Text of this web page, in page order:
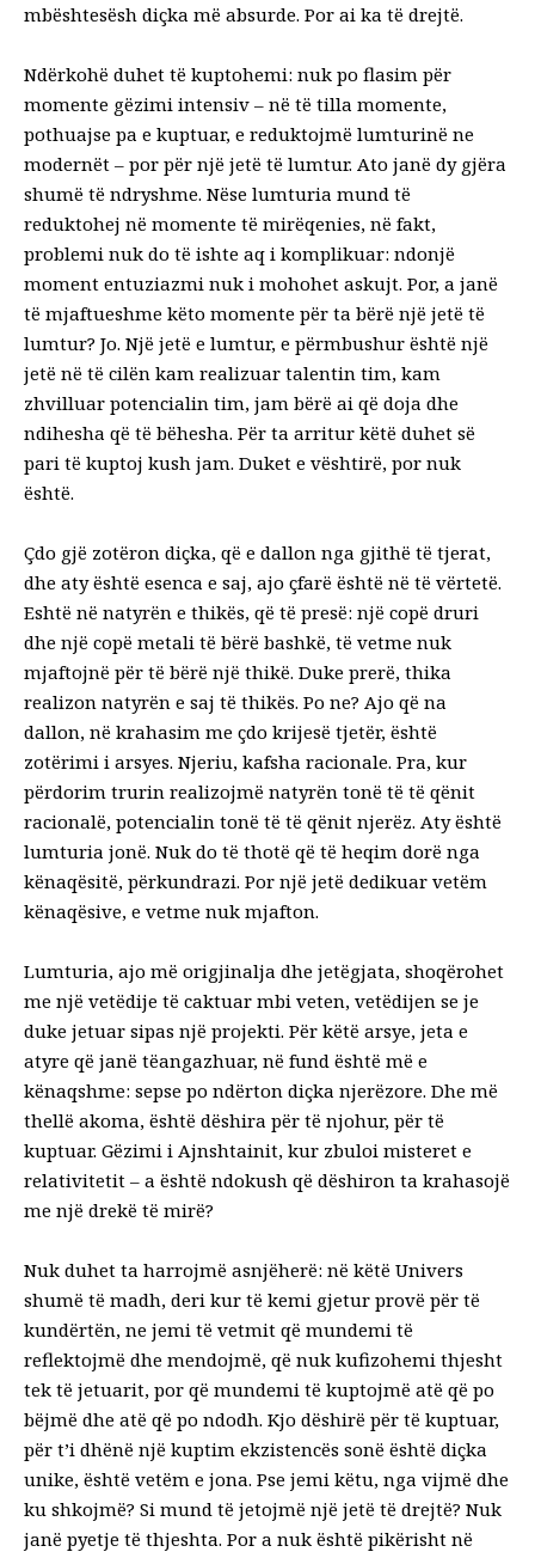
mbështesësh diçka më absurde. Por ai ka të drejtë.
Ndërkohë duhet të kuptohemi: nuk po flasim për
momente gëzimi intensiv – në të tilla momente,
pothuajse pa e kuptuar, e reduktojmë lumturinë ne
modernët – por për një jetë të lumtur. Ato janë dy gjëra
shumë të ndryshme. Nëse lumturia mund të
reduktohej në momente të mirëqenies, në fakt,
problemi nuk do të ishte aq i komplikuar: ndonjë
moment entuziazmi nuk i mohohet askujt. Por, a janë
të mjaftueshme këto momente për ta bërë një jetë të
lumtur? Jo. Një jetë e lumtur, e përmbushur është një
jetë në të cilën kam realizuar talentin tim, kam
zhvilluar potencialin tim, jam bërë ai që doja dhe
ndihesha që të bëhesha. Për ta arritur këtë duhet së
pari të kuptoj kush jam. Duket e vështirë, por nuk
është.
Çdo gjë zotëron diçka, që e dallon nga gjithë të tjerat,
dhe aty është esenca e saj, ajo çfarë është në të vërtetë.
Eshtë në natyrën e thikës, që të presë: një copë druri
dhe një copë metali të bërë bashkë, të vetme nuk
mjaftojnë për të bërë një thikë. Duke prerë, thika
realizon natyrën e saj të thikës. Po ne? Ajo që na
dallon, në krahasim me çdo krijesë tjetër, është
zotërimi i arsyes. Njeriu, kafsha racionale. Pra, kur
përdorim trurin realizojmë natyrën tonë të të qënit
racionalë, potencialin tonë të të qënit njerëz. Aty është
lumturia jonë. Nuk do të thotë që të heqim dorë nga
kënaqësitë, përkundrazi. Por një jetë dedikuar vetëm
kënaqësive, e vetme nuk mjafton.
Lumturia, ajo më origjinalja dhe jetëgjata, shoqërohet
me një vetëdije të caktuar mbi veten, vetëdijen se je
duke jetuar sipas një projekti. Për këtë arsye, jeta e
atyre që janë tëangazhuar, në fund është më e
kënaqshme: sepse po ndërton diçka njerëzore. Dhe më
thellë akoma, është dëshira për të njohur, për të
kuptuar. Gëzimi i Ajnshtainit, kur zbuloi misteret e
relativitetit – a është ndokush që dëshiron ta krahasojë
me një drekë të mirë?
Nuk duhet ta harrojmë asnjëherë: në këtë Univers
shumë të madh, deri kur të kemi gjetur provë për të
kundërtën, ne jemi të vetmit që mundemi të
reflektojmë dhe mendojmë, që nuk kufizohemi thjesht
tek të jetuarit, por që mundemi të kuptojmë atë që po
bëjmë dhe atë që po ndodh. Kjo dëshirë për të kuptuar,
për t’i dhënë një kuptim ekzistencës sonë është diçka
unike, është vetëm e jona. Pse jemi këtu, nga vijmë dhe
ku shkojmë? Si mund të jetojmë një jetë të drejtë? Nuk
janë pyetje të thjeshta. Por a nuk është pikërisht në